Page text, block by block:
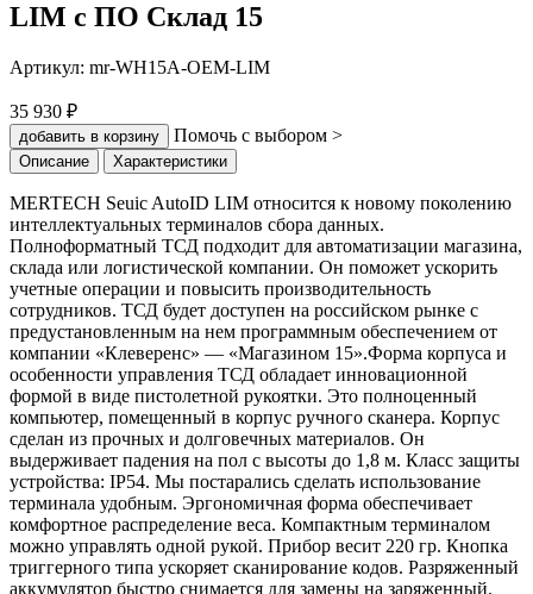
LIM с ПО Склад 15
Артикул: mr-WH15A-OEM-LIM
35 930 ₽
добавить в корзину Помочь с выбором >
Описание Характеристики
MERTECH Seuic AutoID LIM относится к новому поколению
интеллектуальных терминалов сбора данных.
Полноформатный ТСД подходит для автоматизации магазина,
склада или логистической компании. Он поможет ускорить
учетные операции и повысить производительность
сотрудников. ТСД будет доступен на российском рынке с
предустановленным на нем программным обеспечением от
компании «Клеверенс» — «Магазином 15».Форма корпуса и
особенности управления ТСД обладает инновационной
формой в виде пистолетной рукоятки. Это полноценный
компьютер, помещенный в корпус ручного сканера. Корпус
сделан из прочных и долговечных материалов. Он
выдерживает падения на пол с высоты до 1,8 м. Класс защиты
устройства: IP54. Мы постарались сделать использование
терминала удобным. Эргономичная форма обеспечивает
комфортное распределение веса. Компактным терминалом
можно управлять одной рукой. Прибор весит 220 гр. Кнопка
триггерного типа ускоряет сканирование кодов. Разряженный
аккумулятор быстро снимается для замены на заряженный.